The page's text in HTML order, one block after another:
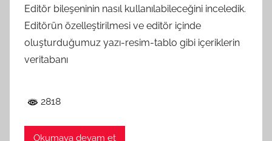
Editör bileşeninin nasıl kullanılabileceğini inceledik.
Editörün özelleştirilmesi ve editör içinde
oluşturduğumuz yazı-resim-tablo gibi içeriklerin
veritabanı
2818
Okumaya devam et